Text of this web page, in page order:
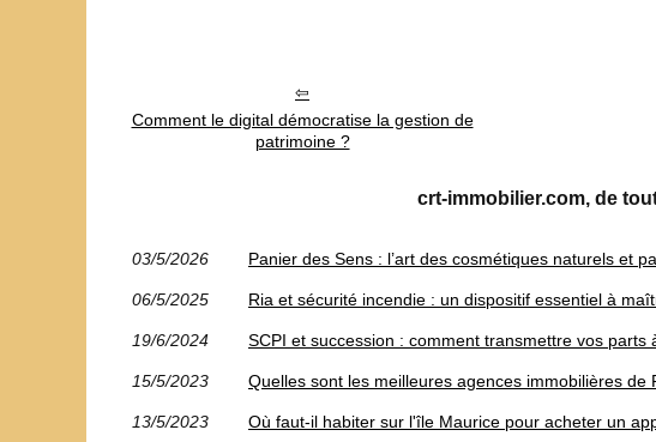
Comment le digital démocratise la gestion de
patrimoine ?
crt-immobilier.com, de
03/5/2026 Panier des Sens : l’art des cosmétiques naturels et
06/5/2025 Ria et sécurité incendie : un dispositif essentiel à
19/6/2024 SCPI et succession : comment transmettre vos parts
15/5/2023 Quelles sont les meilleures agences immobilières de
13/5/2023 Où faut-il habiter sur l'île Maurice pour acheter un